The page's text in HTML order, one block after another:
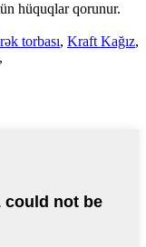
hüquqlar qorunur.
torbası, Kraft Kağız,
,